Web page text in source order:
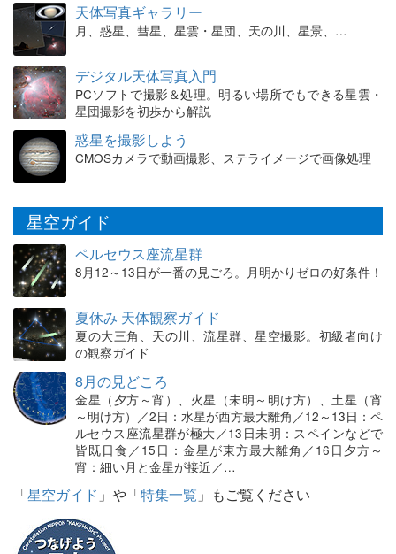
天体写真ギャラリー
月、惑星、彗星、星雲・星団、天の川、星景、…
デジタル天体写真入門
PCソフトで撮影＆処理。明るい場所でもできる星雲・
星団撮影を初歩から解説
惑星を撮影しよう
CMOSカメラで動画撮影、ステライメージで画像処理
星空ガイド
ペルセウス座流星群
8月12～13日が一番の見ごろ。月明かりゼロの好条件！
夏休み 天体観察ガイド
夏の大三角、天の川、流星群、星空撮影。初級者向け
の観察ガイド
8月の見どころ
金星（夕方～宵）、火星（未明～明け方）、土星（宵
～明け方）／2日：水星が西方最大離角／12～13日：ペ
ルセウス座流星群が極大／13日未明：スペインなどで
皆既日食／15日：金星が東方最大離角／16日夕方～
宵：細い月と金星が接近／…
「星空ガイド 」や「特集一覧 」もご覧ください